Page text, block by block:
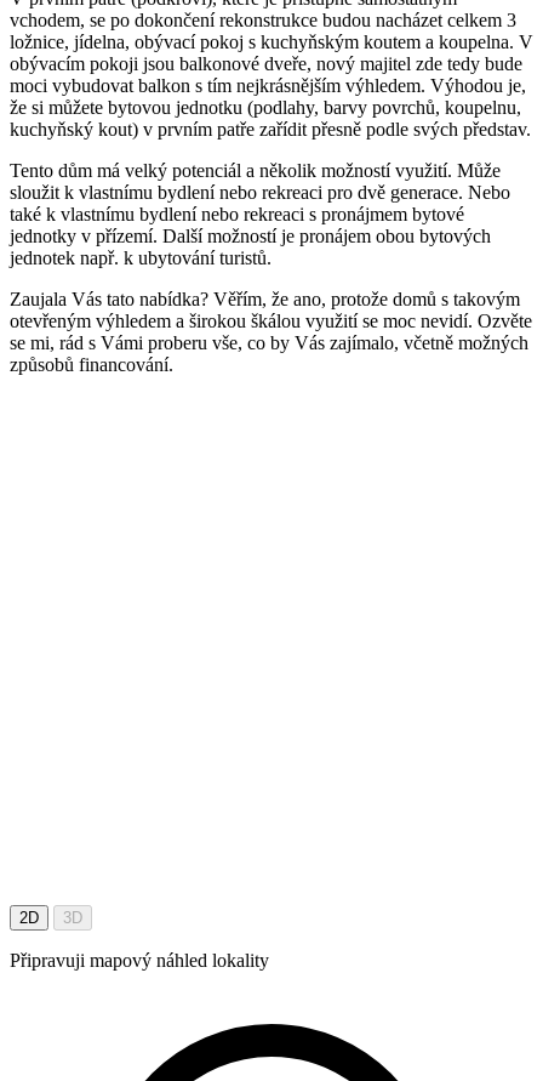
vchodem, se po dokončení rekonstrukce budou nacházet celkem 3
ložnice, jídelna, obývací pokoj s kuchyňským koutem a koupelna. V
obývacím pokoji jsou balkonové dveře, nový majitel zde tedy bude
moci vybudovat balkon s tím nejkrásnějším výhledem. Výhodou je,
že si můžete bytovou jednotku (podlahy, barvy povrchů, koupelnu,
kuchyňský kout) v prvním patře zařídit přesně podle svých představ.
Tento dům má velký potenciál a několik možností využití. Může
sloužit k vlastnímu bydlení nebo rekreaci pro dvě generace. Nebo
také k vlastnímu bydlení nebo rekreaci s pronájmem bytové
jednotky v přízemí. Další možností je pronájem obou bytových
jednotek např. k ubytování turistů.
Zaujala Vás tato nabídka? Věřím, že ano, protože domů s takovým
otevřeným výhledem a širokou škálou využití se moc nevidí. Ozvěte
se mi, rád s Vámi proberu vše, co by Vás zajímalo, včetně možných
způsobů financování.
2D 3D
Připravuji mapový náhled lokality